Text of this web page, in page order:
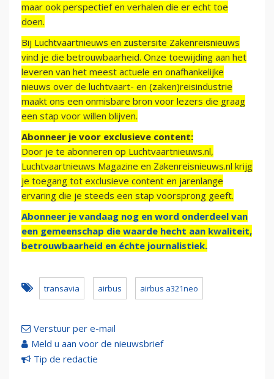
maar ook perspectief en verhalen die er echt toe
doen.
Bij Luchtvaartnieuws en zustersite Zakenreisnieuws
vind je die betrouwbaarheid. Onze toewijding aan het
leveren van het meest actuele en onafhankelijke
nieuws over de luchtvaart- en (zaken)reisindustrie
maakt ons een onmisbare bron voor lezers die graag
een stap voor willen blijven.
Abonneer je voor exclusieve content:
Door je te abonneren op Luchtvaartnieuws.nl,
Luchtvaartnieuws Magazine en Zakenreisnieuws.nl krijg
je toegang tot exclusieve content en jarenlange
ervaring die je steeds een stap voorsprong geeft.
Abonneer je vandaag nog en word onderdeel van
een gemeenschap die waarde hecht aan kwaliteit,
betrouwbaarheid en échte journalistiek.
transavia airbus airbus a321neo
Verstuur per e-mail
Meld u aan voor de nieuwsbrief
Tip de redactie